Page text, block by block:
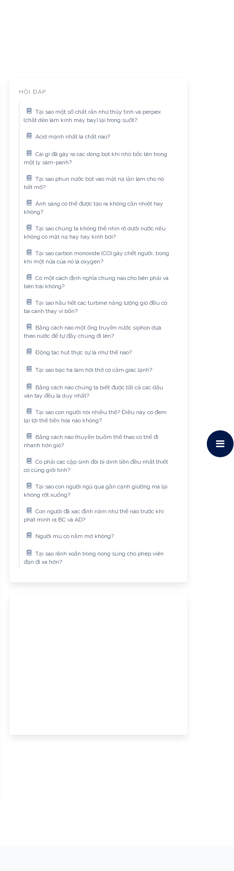
HỎI ĐÁP
Tại sao một số chất rắn như thủy tinh và perpex
(chất dẻo làm kính máy bay) lại trong suốt?
Acid mạnh nhất là chất nào?
Cái gì đã gây ra các dòng bọt khí nhỏ bốc lên trong
một ly sâm-panh?
Tại sao phun nước bọt vào mặt nạ lặn làm cho nó
hết mờ?
Ánh sáng có thể được tạo ra không cần nhiệt hay
không?
Tại sao chúng ta không thể nhìn rõ dưới nước nếu
không có mặt nạ hay hay kính bơi?
Tại sao carbon monoxide (CO) gây chết người, trong
khi một nửa của nó là oxygen?
Có một cách định nghĩa chung nào cho bên phải và
bên trái không?
Tại sao hầu hết các turbine năng lượng gió đều có
ba cánh thay vì bốn?
Bằng cách nào một ống truyền nước siphon dựa
theo nước để tự đẩy chúng đi lên?
Động tác hút thực sự là như thế nào?
Tại sao bạc hà làm hơi thở có cảm giác lạnh?
Bằng cách nào chúng ta biết được tất cả các dấu
vân tay đều là duy nhất?
Tại sao con người nói nhiều thế? Điều này có đem
lại lợi thế tiến hóa nào không?
Bằng cách nào thuyền buồm thể thao có thể đi
nhanh hơn gió?
Có phải các cặp sinh đôi bị dính liền đều nhất thiết
có cùng giới tính?
Tại sao con người ngủ quá gần cạnh giường mà lại
không rớt xuống?
Con người đã xác định năm như thế nào trước khi
phát minh ra BC và AD?
Người mù có nằm mơ không?
Tại sao rãnh xoắn trong nòng súng cho phép viên
đạn đi xa hơn?